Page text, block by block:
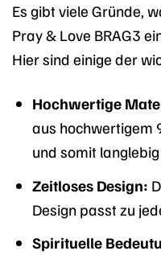
Es gibt viele Gründe,
Pray & Love BRAG3
Hier sind einige der
Hochwertige
aus hochwertigem
und somit
Zeitloses Design:
Design passt zu
Spirituelle